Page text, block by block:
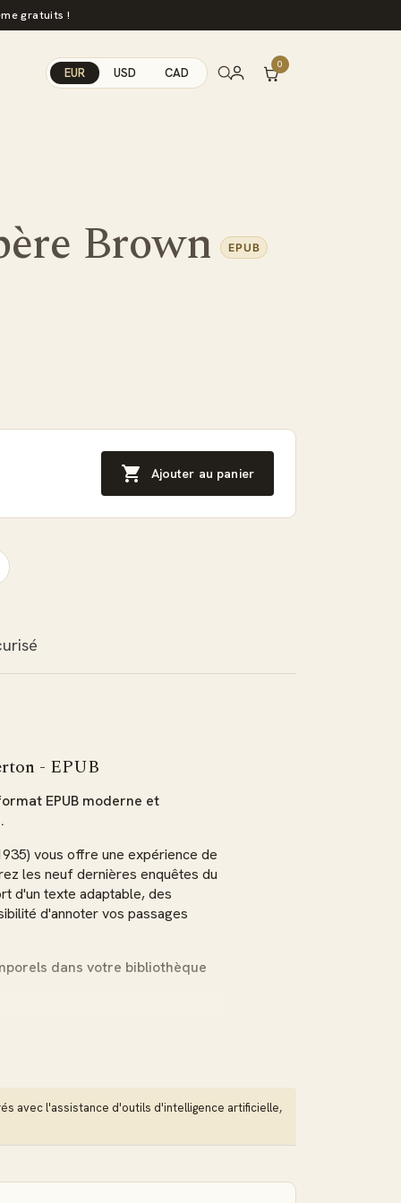
gratuits !
EUR USD CAD
0
Brown EPUB
 Ajouter au panier
- EPUB
EPUB moderne et
vous offre une expérience de
les neuf dernières enquêtes du
d'un texte adaptable, des
d'annoter vos passages
dans votre bibliothèque
où vous l'aviez laissée.
dans tout le texte.
avec l'assistance d'outils d'intelligence artificielle,